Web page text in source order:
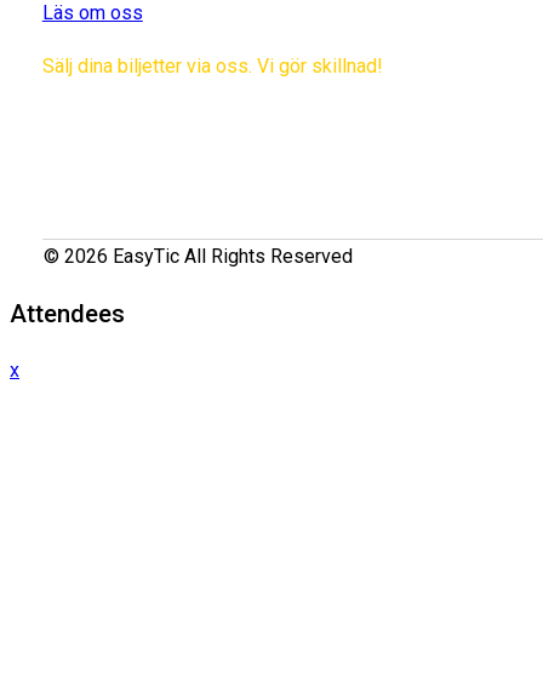
Läs om oss
Sälj dina biljetter via oss. Vi gör skillnad!
© 2026 EasyTic All Rights Reserved
Attendees
x